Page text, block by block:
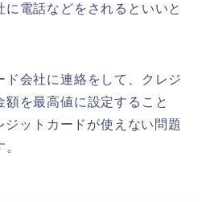
に電話などをされるといいと
ド会社に連絡をして、クレジ
額を最高値に設定すること
ットカードが使えない問題